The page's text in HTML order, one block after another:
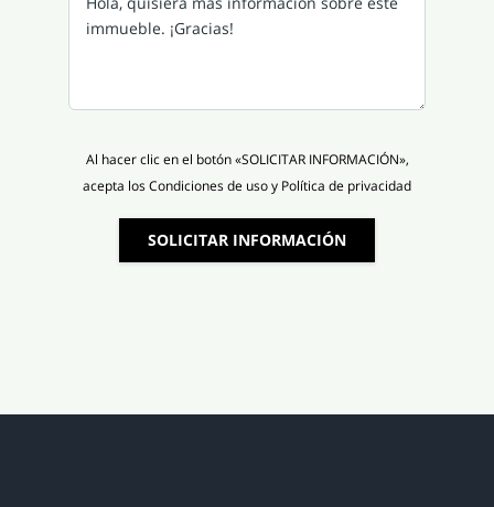
Al hacer clic en el botón «SOLICITAR INFORMACIÓN»,
acepta los Condiciones de uso y Política de privacidad
SOLICITAR INFORMACIÓN